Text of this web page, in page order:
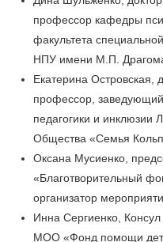
профессор кафедры
факультета
НПУ имени М.П.
Екатерина Островская,
профессор,
педагогики и
Общества «Семья
Оксана Мусиенко,
«Благотворительный
организатор
Инна Сергиенко,
МОО «Фонд помощи